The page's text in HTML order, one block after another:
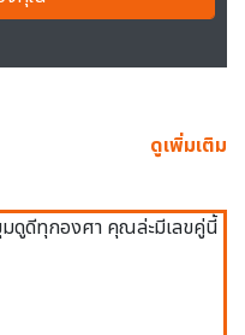
ดูเพิ่มเติม